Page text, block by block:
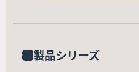
製品シリーズ